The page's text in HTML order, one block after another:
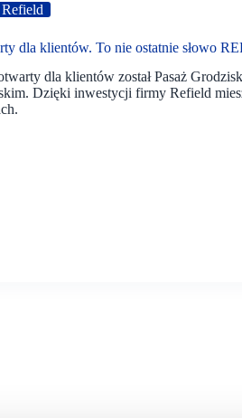
Refield
dla klientów. To nie ostatnie słowo
dla klientów został Pasaż
Dzięki inwestycji firmy Refield